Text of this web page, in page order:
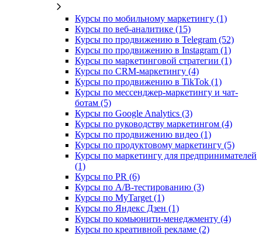
Курсы по мобильному маркетингу (1)
Курсы по веб-аналитике (15)
Курсы по продвижению в Telegram (52)
Курсы по продвижению в Instagram (1)
Курсы по маркетинговой стратегии (1)
Курсы по CRM-маркетингу (4)
Курсы по продвижению в TikTok (1)
Курсы по мессенджер-маркетингу и чат-
ботам (5)
Курсы по Google Analytics (3)
Курсы по руководству маркетингом (4)
Курсы по продвижению видео (1)
Курсы по продуктовому маркетингу (5)
Курсы по маркетингу для предпринимателей
(1)
Курсы по PR (6)
Курсы по A/B-тестированию (3)
Курсы по MyTarget (1)
Курсы по Яндекс Дзен (1)
Курсы по комьюнити-менеджменту (4)
Курсы по креативной рекламе (2)